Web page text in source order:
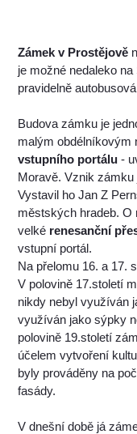
Zámek v Prostějově
je možné nedaleko
pravidelně
Budova zámku je
malým obdélníkovým
vstupního portálu -
Moravě. Vznik zámku
Vystavil ho Jan Z
městských hradeb. O
velké renesanční
vstupní portál.
Na přelomu 16. a 17.
V polovině 17.století
nikdy nebyl využíván
využíván jako sýpky
polovině 19.století
účelem vytvoření
byly prováděny na
fasády.
V dnešní době já